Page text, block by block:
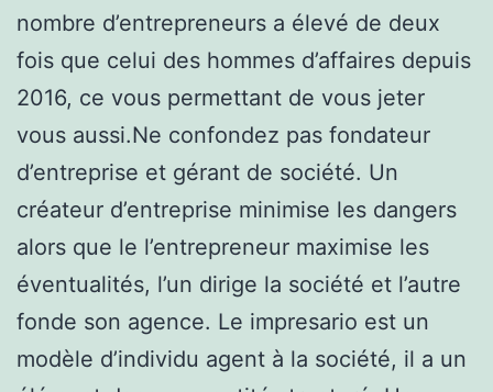
nombre d’entrepreneurs a élevé de deux
fois que celui des hommes d’affaires depuis
2016, ce vous permettant de vous jeter
vous aussi.Ne confondez pas fondateur
d’entreprise et gérant de société. Un
créateur d’entreprise minimise les dangers
alors que le l’entrepreneur maximise les
éventualités, l’un dirige la société et l’autre
fonde son agence. Le impresario est un
modèle d’individu agent à la société, il a un